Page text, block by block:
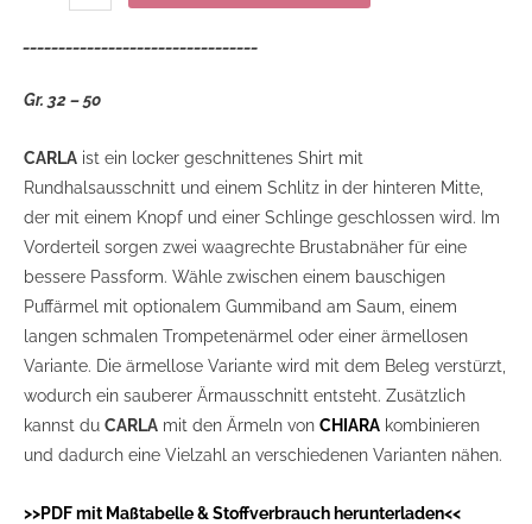
Gr. 32 – 50
CARLA ist ein locker geschnittenes Shirt mit
Rundhalsausschnitt und einem Schlitz in der hinteren Mitte,
der mit einem Knopf und einer Schlinge geschlossen wird. Im
Vorderteil sorgen zwei waagrechte Brustabnäher für eine
bessere Passform. Wähle zwischen einem bauschigen
Puffärmel mit optionalem Gummiband am Saum, einem
langen schmalen Trompetenärmel oder einer ärmellosen
Variante. Die ärmellose Variante wird mit dem Beleg verstürzt,
wodurch ein sauberer Ärmausschnitt entsteht. Zusätzlich
kannst du CARLA mit den Ärmeln von CHIARA kombinieren
und dadurch eine Vielzahl an verschiedenen Varianten nähen.
>>PDF mit Maßtabelle & Stoffverbrauch herunterladen<<